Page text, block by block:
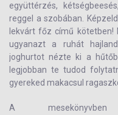
együttérzés,
reggel a szobában.
lekvárt főz című kötetben!
ugyanazt a ruhát
joghurtot nézte ki a
legjobban te tudod
gyereked makacsul
A